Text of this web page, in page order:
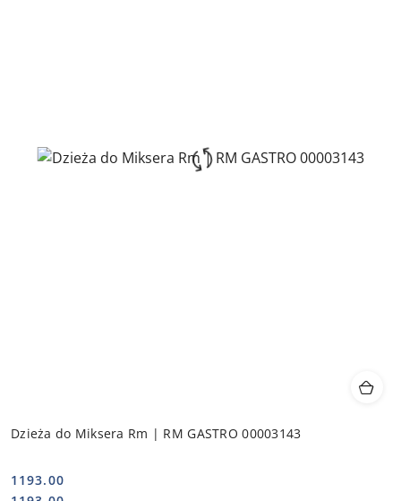
Dzieża do Miksera Rm | RM GASTRO 00003143
1193.00